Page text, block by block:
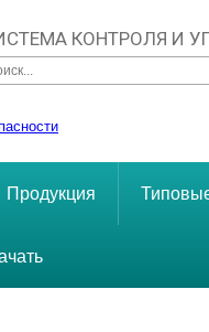
КОНТРОЛЯ И
Продукция